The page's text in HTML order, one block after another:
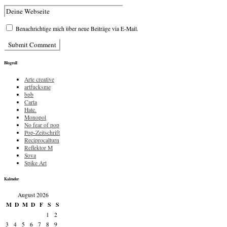
Benachrichtige mich über neue Beiträge via E-Mail.
Blogroll
Arte creative
artfucksme
bpb
Carta
Hate.
Monopol
No fear of pop
Pop-Zeitschrift
Reciprocalturn
Reflektor M
Sova
Spike Art
Kalender
August 2026
M D M D F S S
1
2
3
4 5 6 7 8 9